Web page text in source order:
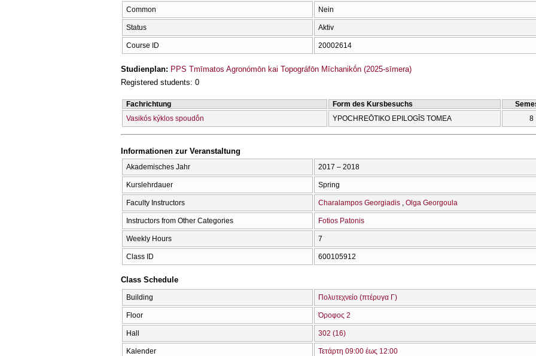
Common Nein
Status Aktiv
Course ID 20002614
Studienplan: PPS Tmīmatos Agronómōn kai Topográfōn Mīchanikṓn (2025-sīmera)
Registered students: 0
Fachrichtung Form des Kursbesuchs
Vasikós kýklos spoudṓn
YPOCΗREŌTIKO EPILOGĪS TOMEA 8
Informationen zur Veranstaltung
Akademisches Jahr 2017 – 2018
Kurslehrdauer Spring
Faculty Instructors Charalampos Georgiadis Olga Georgoula
Instructors from Other Categories Fotios Patonis
Weekly Hours 7
Class ID 600105912
Class Schedule
Building Πολυτεχνείο (πτέρυγα Γ)
Floor Όροφος 2
Hall 302 (16)
Kalender Τετάρτη 09:00 έως 12:00